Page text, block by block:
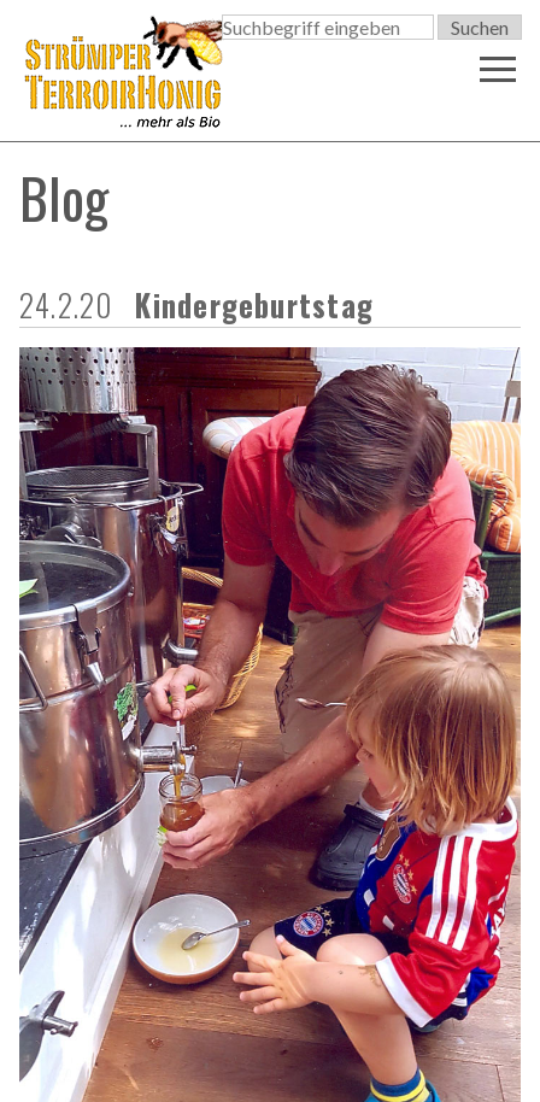

Blog
24.2.20 Kindergeburtstag